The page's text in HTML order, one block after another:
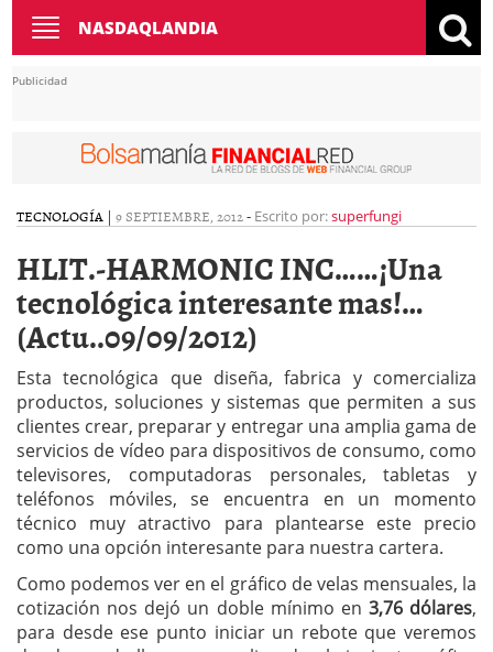
Toggle
navigation
NASDAQLANDIA
Publicidad
TECNOLOGÍA | 9 SEPTIEMBRE, 2012- Escrito por:superfungi
HLIT.-HARMONIC INC……¡Una
tecnológica interesante mas!…
(Actu..09/09/2012)
Esta tecnológica que diseña, fabrica y comercializa
productos, soluciones y sistemas que permiten a sus
clientes crear, preparar y entregar una amplia gama de
servicios de vídeo para dispositivos de consumo, como
televisores, computadoras personales, tabletas y
teléfonos móviles, se encuentra en un momento
técnico muy atractivo para plantearse este precio
como una opción interesante para nuestra cartera.
Como podemos ver en el gráfico de velas mensuales, la
cotización nos dejó un doble mínimo en 3,76 dólares,
para desde ese punto iniciar un rebote que veremos